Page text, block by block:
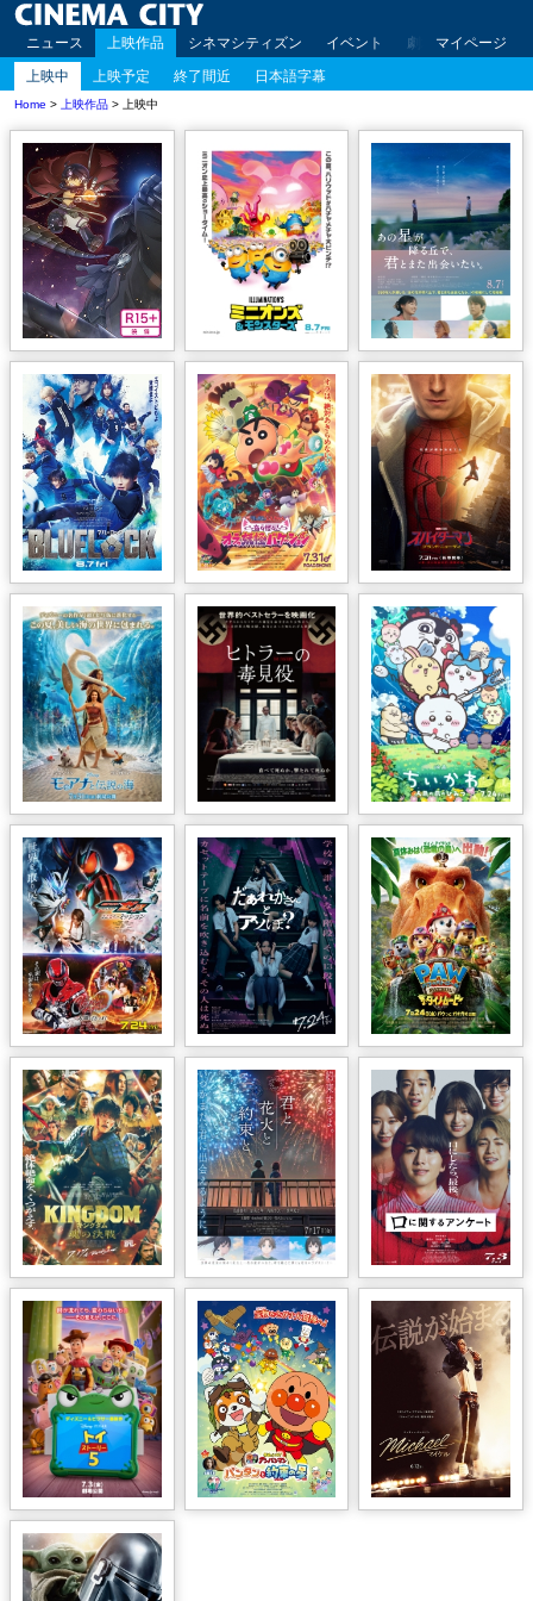
ニュース 上映作品 シネマシティズン イベント 劇場案内 アク
マイページ
上映中
上映予定 終了間近 日本語字幕
Home > 上映作品 > 上映中